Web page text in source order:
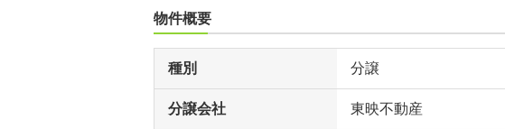
物件概要
種別 分譲
分譲会社 東映不動産